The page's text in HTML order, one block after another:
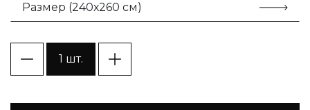
Размер (240х260 см)
1 шт.